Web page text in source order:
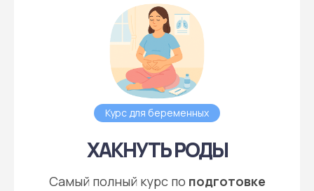
Курс для беременных
ХАКНУТЬ РОДЫ
Самый полный курс по подготовке